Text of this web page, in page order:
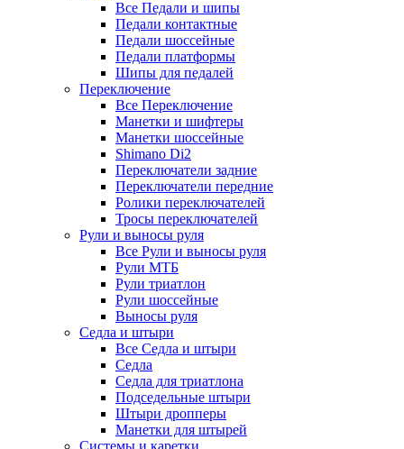
Все Педали и шипы
Педали контактные
Педали шоссейные
Педали платформы
Шипы для педалей
Переключение
Все Переключение
Манетки и шифтеры
Манетки шоссейные
Shimano Di2
Переключатели задние
Переключатели передние
Ролики переключателей
Тросы переключателей
Рули и выносы руля
Все Рули и выносы руля
Рули МТБ
Рули триатлон
Рули шоссейные
Выносы руля
Седла и штыри
Все Седла и штыри
Седла
Седла для триатлона
Подседельные штыри
Штыри дропперы
Манетки для штырей
Системы и каретки